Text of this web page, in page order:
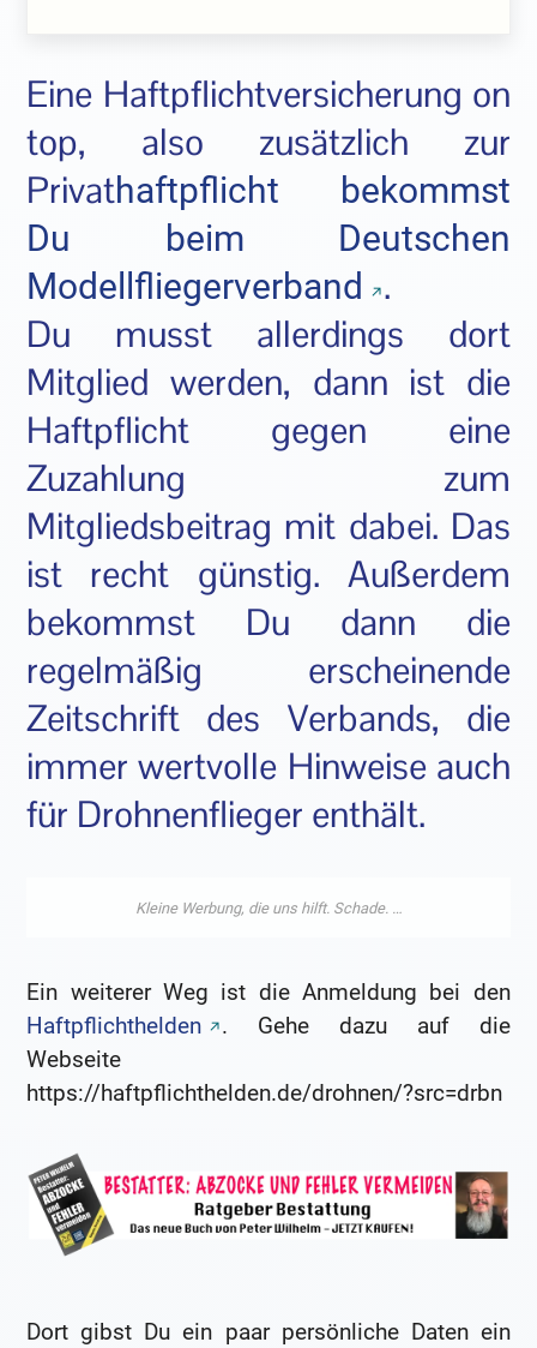
Eine Haftpflichtversicherung on
top, also zusätzlich zur
Privathaftpflicht bekommst
Du beim Deutschen
Modellfliegerverband
.
Du musst allerdings dort
Mitglied werden, dann ist die
Haftpflicht gegen eine
Zuzahlung zum
Mitgliedsbeitrag mit dabei. Das
ist recht günstig. Außerdem
bekommst Du dann die
regelmäßig erscheinende
Zeitschrift des Verbands, die
immer wertvolle Hinweise auch
für Drohnenflieger enthält.
Ein weiterer Weg ist die Anmeldung bei den
Haftpflichthelden
. Gehe dazu auf die
Webseite
https://haftpflichthelden.de/drohnen/?src=drbn
Dort gibst Du ein paar persönliche Daten ein